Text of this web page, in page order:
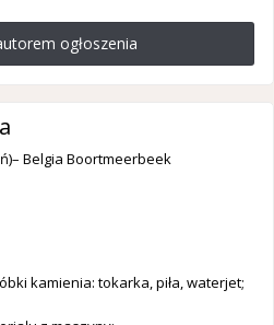
ogłoszenia
Belgia Boortmeerbeek
kamienia: tokarka, piła, waterjet;